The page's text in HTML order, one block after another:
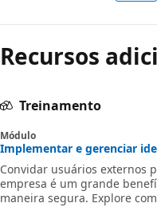
Recursos
Treinamento
Módulo
Implementar e gerenciar
Convidar usuários externos
empresa é um grande
maneira segura. Explore